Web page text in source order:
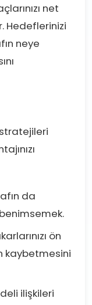
net
Hedeflerinizi
neye
da
benimsemek.
ön
kaybetmesini
ilişkileri